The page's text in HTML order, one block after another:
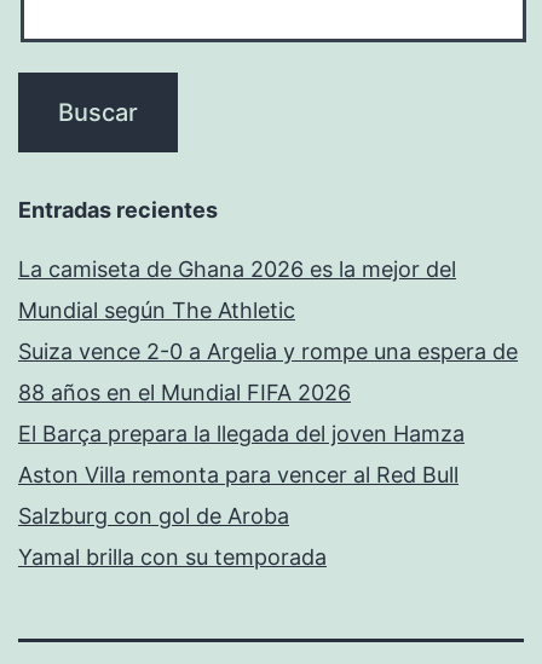
Entradas recientes
La camiseta de Ghana 2026 es la mejor del
Mundial según The Athletic
Suiza vence 2-0 a Argelia y rompe una espera de
88 años en el Mundial FIFA 2026
El Barça prepara la llegada del joven Hamza
Aston Villa remonta para vencer al Red Bull
Salzburg con gol de Aroba
Yamal brilla con su temporada